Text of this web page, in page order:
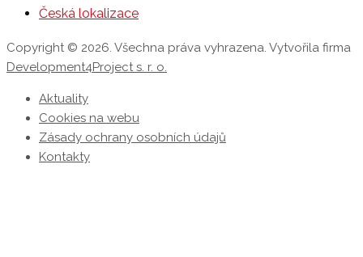
Česká lokalizace
Copyright © 2026. Všechna práva vyhrazena. Vytvořila firma
Development4Project s. r. o.
Aktuality
Cookies na webu
Zásady ochrany osobních údajů
Kontakty